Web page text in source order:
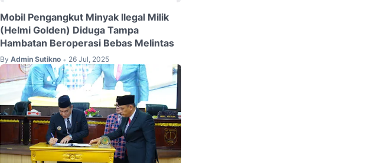
Mobil Pengangkut Minyak Ilegal Milik
(Helmi Golden) Diduga Tampa
Hambatan Beroperasi Bebas Melintas
By Admin Sutikno • 26 Jul, 2025